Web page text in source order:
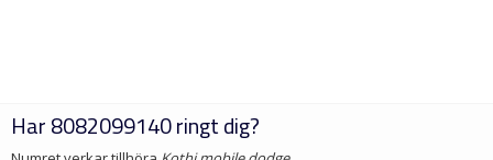
Har8082099140ringt dig?